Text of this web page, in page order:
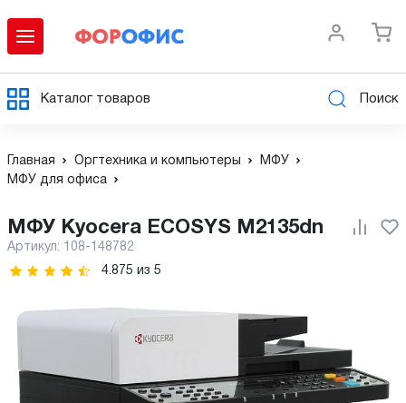
Каталог товаров Поиск
Главная Оргтехника и компьютеры
МФУ
МФУ для офиса
МФУ Kyocera ECOSYS M2135dn
Артикул: 108-148782
4.875 из 5